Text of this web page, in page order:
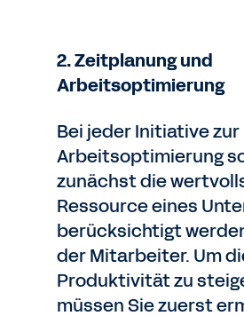
2. Zeitplanung und
Arbeitsoptimierung
Bei jeder Initiative zur
Arbeitsoptimierung
zunächst die
Ressource eines
berücksichtigt
der Mitarbeiter. Um
Produktivität zu
müssen Sie zuerst